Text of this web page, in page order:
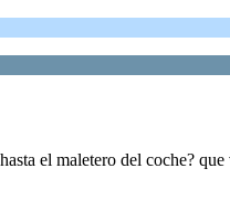
el maletero del coche?